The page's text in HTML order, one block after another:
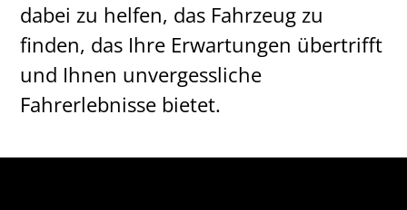
dabei zu helfen, das Fahrzeug zu
finden, das Ihre Erwartungen übertrifft
und Ihnen unvergessliche
Fahrerlebnisse bietet.